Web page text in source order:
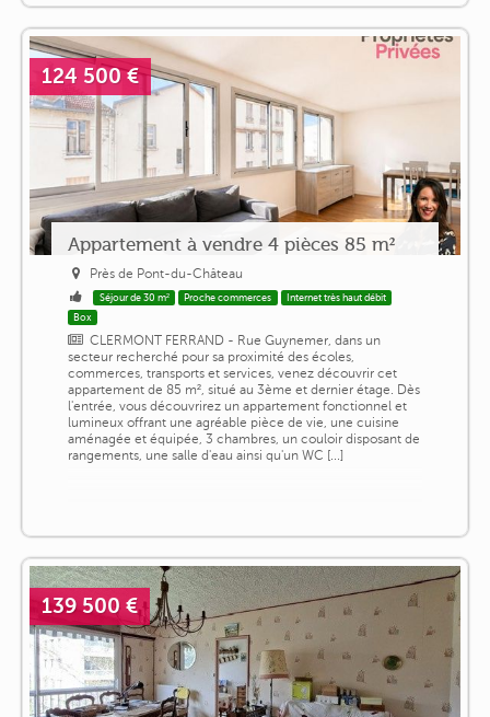
124 500 €
Appartement à vendre 4 pièces 85 m²
Près de Pont-du-Château
Séjour de 30 m² Proche commerces
Internet très haut débit
Box
CLERMONT FERRAND - Rue Guynemer, dans un
secteur recherché pour sa proximité des écoles,
commerces, transports et services, venez découvrir cet
appartement de 85 m², situé au 3ème et dernier étage. Dès
l'entrée, vous découvrirez un appartement fonctionnel et
lumineux offrant une agréable pièce de vie, une cuisine
aménagée et équipée, 3 chambres, un couloir disposant de
rangements, une salle d'eau ainsi qu'un WC [...]
139 500 €